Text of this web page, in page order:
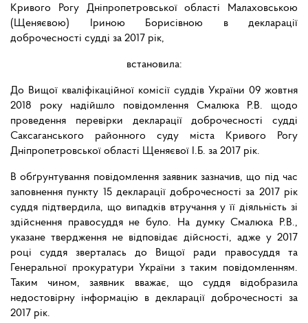
Кривого Рогу Дніпропетровської області Малаховською
(Щеняєвою) Іриною Борисівною в декларації
доброчесності судді за 2017 рік,
встановила:
До Вищої кваліфікаційної комісії суддів України 09 жовтня
2018 року надійшло повідомлення Смалюка Р.В. щодо
проведення перевірки декларації доброчесності судді
Саксаганського районного суду міста Кривого Рогу
Дніпропетровської області Щеняєвої І.Б. за 2017 рік.
В обґрунтування повідомлення заявник зазначив, що під час
заповнення пункту 15 декларації доброчесності за 2017 рік
суддя підтвердила, що випадків втручання у її діяльність зі
здійснення правосуддя не було. На думку Смалюка Р.В.,
указане твердження не відповідає дійсності, адже у 2017
році суддя зверталась до Вищої ради правосуддя та
Генеральної прокуратури України з таким повідомленням.
Таким чином, заявник вважає, що суддя відобразила
недостовірну інформацію в декларації доброчесності за
2017 рік.